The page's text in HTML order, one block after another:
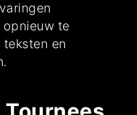
te
en